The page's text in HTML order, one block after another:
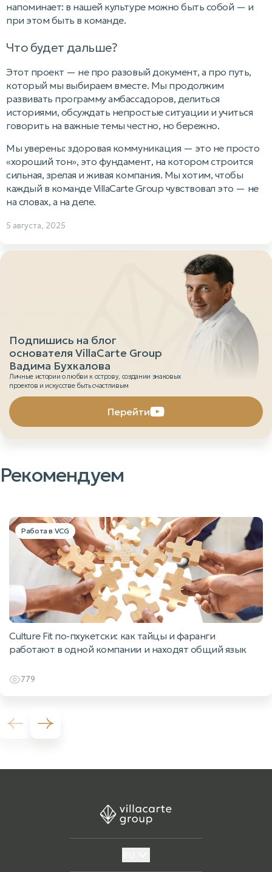
напоминает: в нашей культуре можно быть собой — и
при этом быть в команде.
Что будет дальше?
Этот проект — не про разовый документ, а про путь,
который мы выбираем вместе. Мы продолжим
развивать программу амбассадоров, делиться
историями, обсуждать непростые ситуации и учиться
говорить на важные темы честно, но бережно.
Мы уверены: здоровая коммуникация — это не просто
«хороший тон», это фундамент, на котором строится
сильная, зрелая и живая компания. Мы хотим, чтобы
каждый в команде VillaCarte Group чувствовал это — не
на словах, а на деле.
5 августа, 2025
Подпишись на блог
основателя VillaCarte Group
Вадима Бухкалова
Личные истории о любви к острову, создании знаковых
проектов и искусстве быть счастливым
Перейти
Рекомендуем
Работа в VCG
Culture Fit по-пхукетски: как тайцы и фаранги
работают в одной компании и находят общий язык
779
Previous slide
Next slide